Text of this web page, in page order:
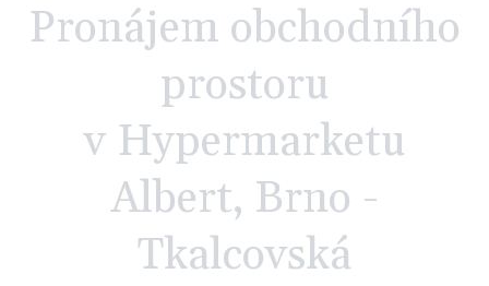
Pronájem obchodního
prostoru
v Hypermarketu
Albert, Brno -
Tkalcovská